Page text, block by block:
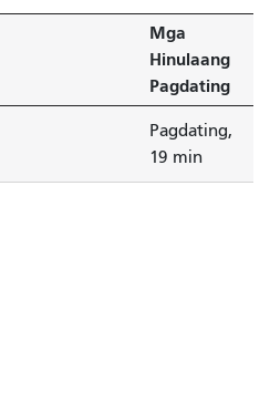
Mga
Hinulaang
Pagdating
Pagdating,
19 min